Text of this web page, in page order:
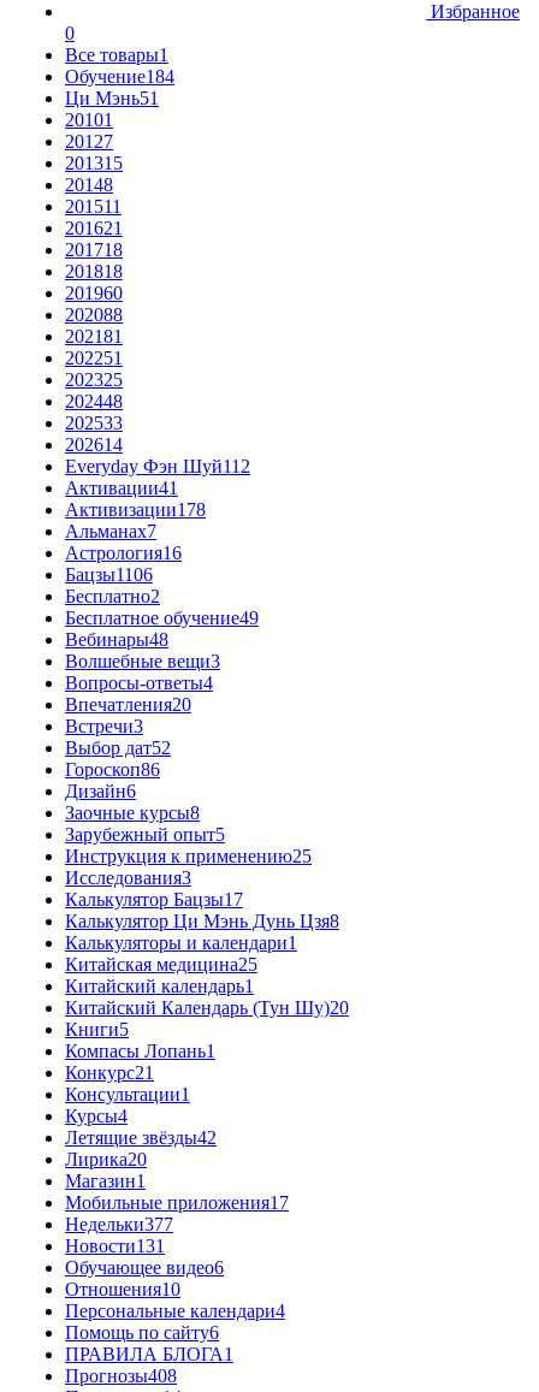
Избранное
0
Все товары1
Обучение184
Ци Мэнь51
20101
20127
201315
20148
201511
201621
201718
201818
201960
202088
202181
202251
202325
202448
202533
202614
Everyday Фэн Шуй112
Активации41
Активизации178
Альманах7
Астрология16
Бацзы1106
Бесплатно2
Бесплатное обучение49
Вебинары48
Волшебные вещи3
Вопросы-ответы4
Впечатления20
Встречи3
Выбор дат52
Гороскоп86
Дизайн6
Заочные курсы8
Зарубежный опыт5
Инструкция к применению25
Исследования3
Калькулятор Бацзы17
Калькулятор Ци Мэнь Дунь Цзя8
Калькуляторы и календари1
Китайская медицина25
Китайский календарь1
Китайский Календарь (Тун Шу)20
Книги5
Компасы Лопань1
Конкурс21
Консультации1
Курсы4
Летящие звёзды42
Лирика20
Магазин1
Мобильные приложения17
Недельки377
Новости131
Обучающее видео6
Отношения10
Персональные календари4
Помощь по сайту6
ПРАВИЛА БЛОГА1
Прогнозы408